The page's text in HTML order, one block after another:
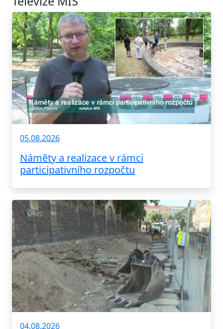
05.08.2026
Náměty a realizace v rámci
participativního rozpočtu
04.08.2026